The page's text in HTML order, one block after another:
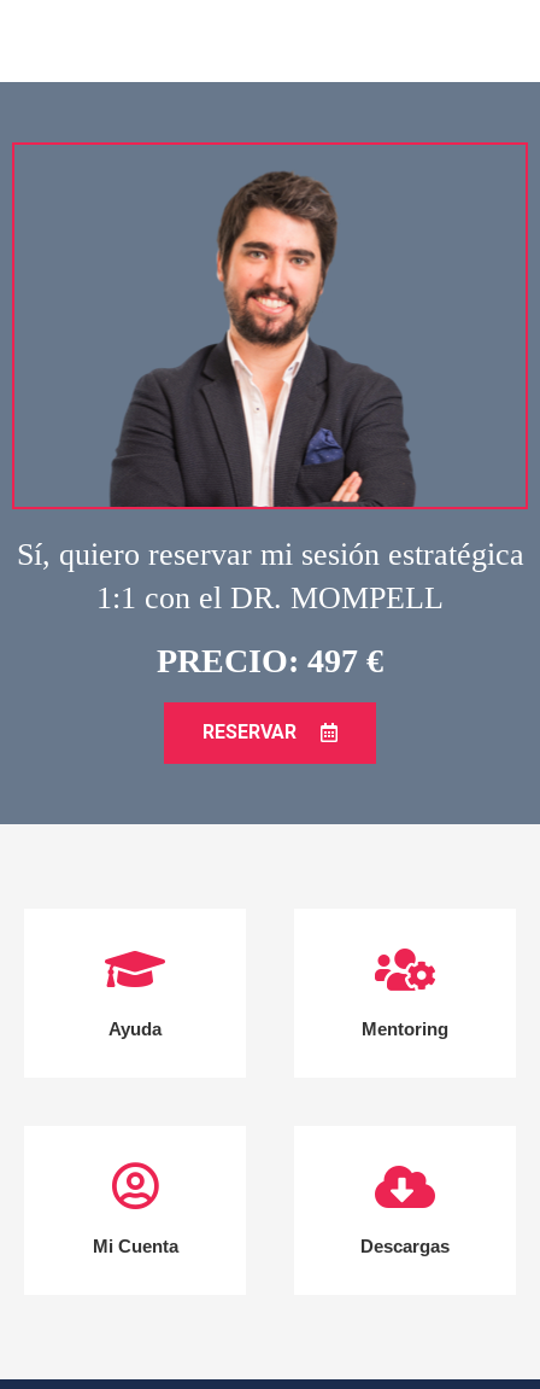
Sí, quiero reservar mi sesión estratégica
1:1 con el DR. MOMPELL
PRECIO: 497 €
RESERVAR
Ayuda Mentoring
Mi Cuenta Descargas